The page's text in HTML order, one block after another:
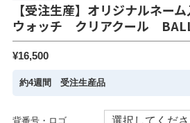
【受注生産】オリジナルネー
ウォッチ クリアクール
¥16,500
約4週間 受注生産品
背番号・ロゴ